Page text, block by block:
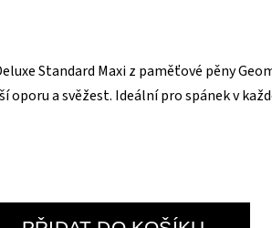
Standard Maxi z paměťové pěny
oporu a svěžest. Ideální pro spánek v